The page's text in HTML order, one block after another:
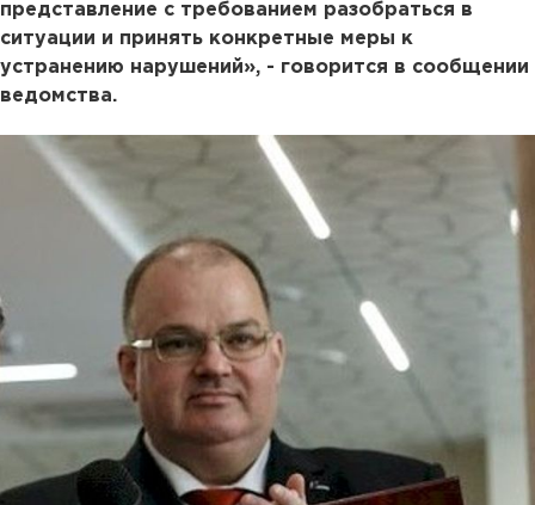
представление с требованием разобраться в
ситуации и принять конкретные меры к
устранению нарушений», - говорится в сообщении
ведомства.